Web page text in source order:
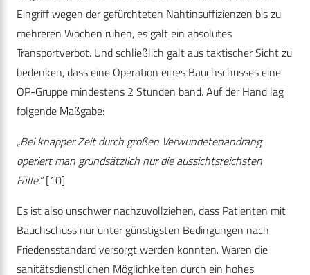
Eingriff wegen der gefürchteten Nahtinsuffizienzen bis zu
mehreren Wochen ruhen, es galt ein absolutes
Transportverbot. Und schließlich galt aus taktischer Sicht zu
bedenken, dass eine Operation eines Bauchschusses eine
OP-Gruppe mindestens 2 Stunden band. Auf der Hand lag
folgende Maßgabe:
„Bei knapper Zeit durch großen Verwundetenandrang
operiert man grundsätzlich nur die aussichtsreichsten
Fälle.“[10]
Es ist also unschwer nachzuvollziehen, dass Patienten mit
Bauchschuss nur unter günstigsten Bedingungen nach
Friedensstandard versorgt werden konnten. Waren die
sanitätsdienstlichen Möglichkeiten durch ein hohes